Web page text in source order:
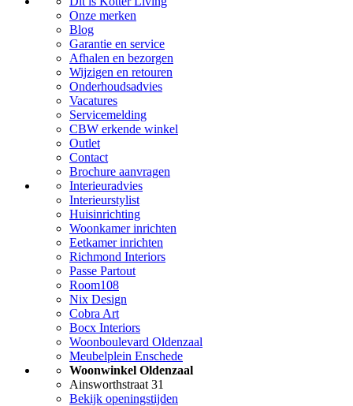
Onze merken
Blog
Garantie en service
Afhalen en bezorgen
Wijzigen en retouren
Onderhoudsadvies
Vacatures
Servicemelding
CBW erkende winkel
Outlet
Contact
Brochure aanvragen
Interieuradvies
Interieurstylist
Huisinrichting
Woonkamer inrichten
Eetkamer inrichten
Richmond Interiors
Passe Partout
Room108
Nix Design
Cobra Art
Bocx Interiors
Woonboulevard Oldenzaal
Meubelplein Enschede
Woonwinkel Oldenzaal
Ainsworthstraat 31
Bekijk openingstijden